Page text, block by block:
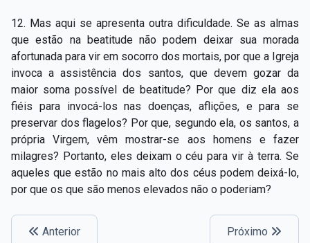
12. Mas aqui se apresenta outra dificuldade. Se as almas
que estão na beatitude não podem deixar sua morada
afortunada para vir em socorro dos mortais, por que a Igreja
invoca a assistência dos santos, que devem gozar da
maior soma possível de beatitude? Por que diz ela aos
fiéis para invocá-los nas doenças, aflições, e para se
preservar dos flagelos? Por que, segundo ela, os santos, a
própria Virgem, vêm mostrar-se aos homens e fazer
milagres? Portanto, eles deixam o céu para vir à terra. Se
aqueles que estão no mais alto dos céus podem deixá-lo,
por que os que são menos elevados não o poderiam?
Anterior Próximo